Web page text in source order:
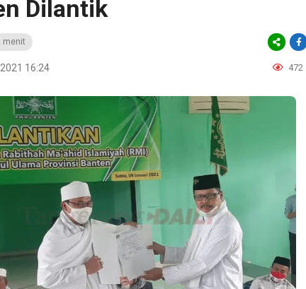
Dilantik
menit
16:24 472